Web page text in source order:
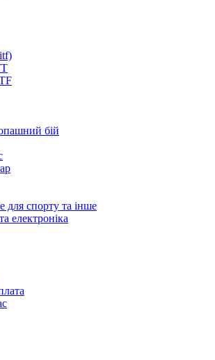
бій
для спорту та інше
електроніка